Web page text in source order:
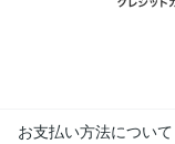
お支払い方法について